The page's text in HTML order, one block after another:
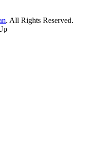
. All Rights Reserved.